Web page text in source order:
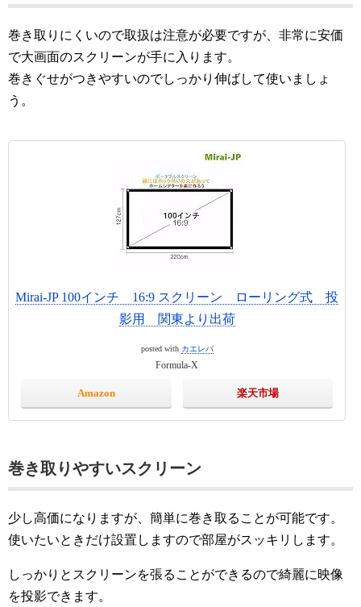
巻き取りにくいので取扱は注意が必要ですが、非常に安価
で大画面のスクリーンが手に入ります。
巻きぐせがつきやすいのでしっかり伸ばして使いましょ
う。
Mirai-JP 100インチ 16:9 スクリーン ローリング式 投
影用 関東より出荷
posted with カエレバ
Formula-X
Amazon 楽天市場
巻き取りやすいスクリーン
少し高価になりますが、簡単に巻き取ることが可能です。
使いたいときだけ設置しますので部屋がスッキリします。
しっかりとスクリーンを張ることができるので綺麗に映像
を投影できます。